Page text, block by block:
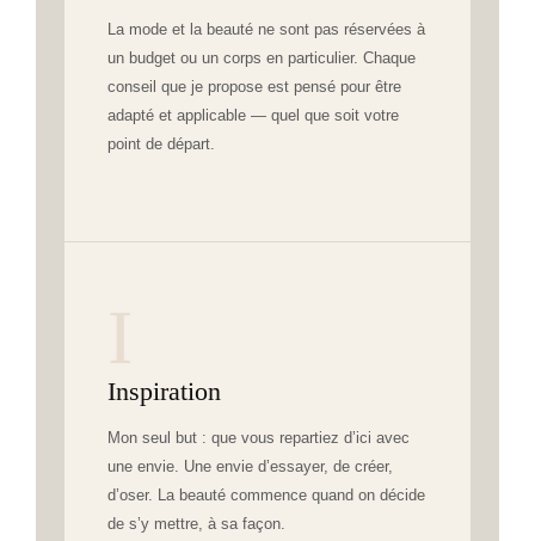
La mode et la beauté ne sont pas réservées à
un budget ou un corps en particulier. Chaque
conseil que je propose est pensé pour être
adapté et applicable — quel que soit votre
point de départ.
I
Inspiration
Mon seul but : que vous repartiez d’ici avec
une envie. Une envie d’essayer, de créer,
d’oser. La beauté commence quand on décide
de s’y mettre, à sa façon.